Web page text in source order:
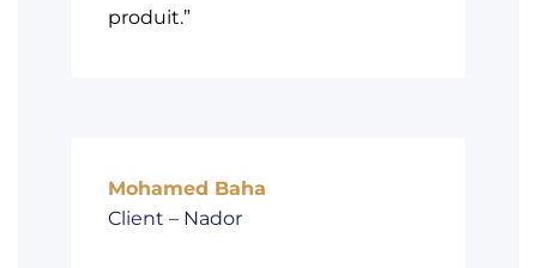
produit.”
Mohamed Baha
Client – Nador